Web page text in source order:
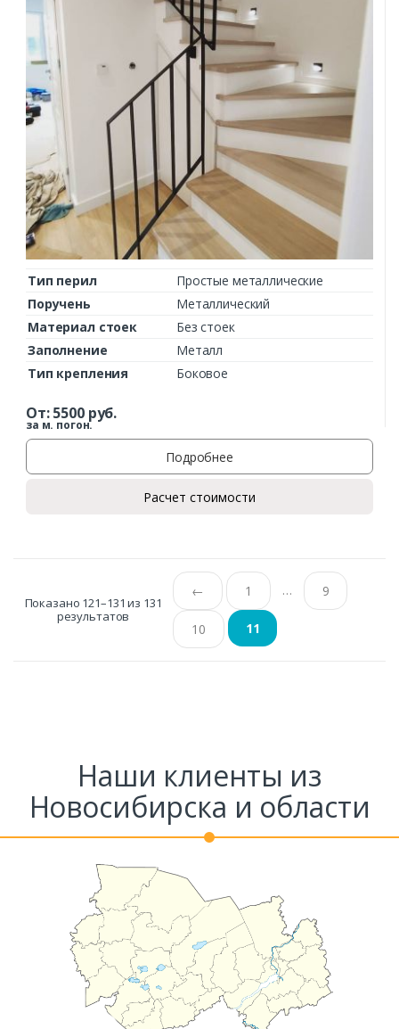
Тип перил
Простые металлические
Поручень
Металлический
Материал стоек
Без стоек
Заполнение
Металл
Тип крепления
Боковое
От:5500руб.
за м. погон.
Подробнее
Расчет стоимости
Показано 121–131 из 131
результатов
← 1 … 9
10 11
Наши клиенты из
Новосибирска и области